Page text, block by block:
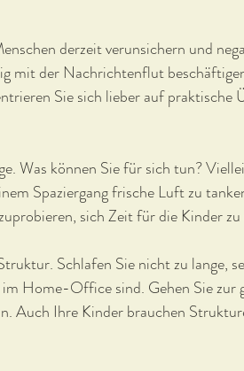
derzeit verunsichern und
mit der Nachrichtenflut
Sie sich lieber auf praktische
Was können Sie für sich tun?
Spaziergang frische Luft zu
sich Zeit für die Kinder
Schlafen Sie nicht zu lange,
Home-Office sind. Gehen Sie zur
Auch Ihre Kinder brauchen